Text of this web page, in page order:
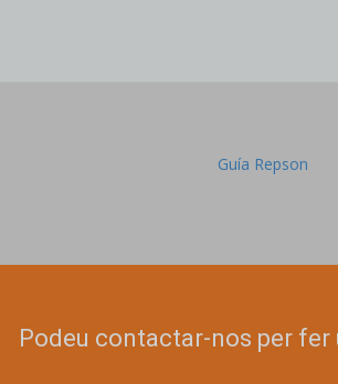
Guía Repson
Podeu contactar-nos per